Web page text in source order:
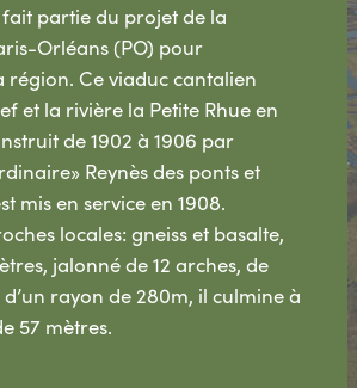
partie du projet de la
Orléans (PO) pour
région. Ce viaduc cantalien
et la rivière la Petite Rhue en
de 1902 à 1906 par
Reynès des ponts et
mis en service en 1908.
locales: gneiss et basalte,
jalonné de 12 arches, de
rayon de 280m, il culmine à
57 mètres.